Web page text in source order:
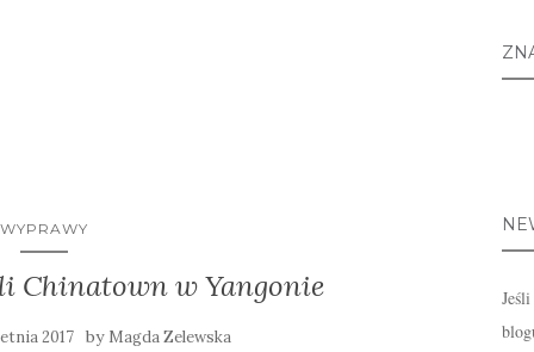
WYPRAWY
Chinatown w Yangonie
2017 by Magda Zelewska